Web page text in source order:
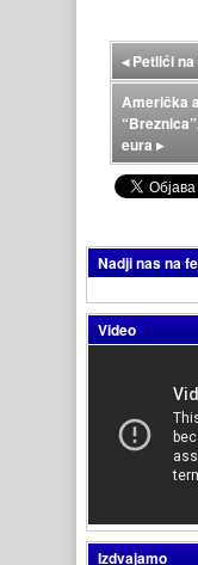
◂Petlići na
Američka
eura ▸
Nadji nas na
Video
Izdvajamo